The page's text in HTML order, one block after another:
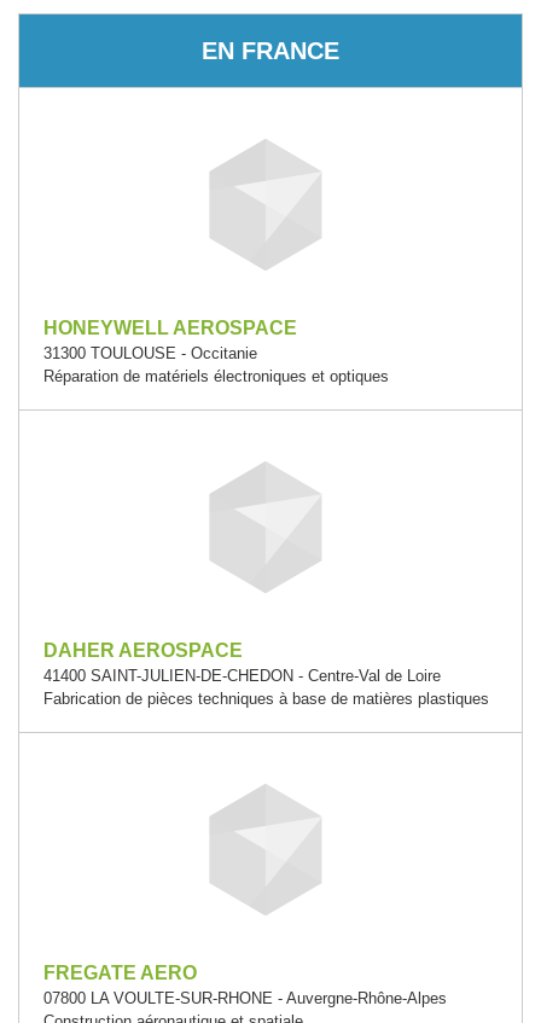
EN FRANCE
HONEYWELL AEROSPACE
31300 TOULOUSE - Occitanie
Réparation de matériels électroniques et optiques
DAHER AEROSPACE
41400 SAINT-JULIEN-DE-CHEDON - Centre-Val de Loire
Fabrication de pièces techniques à base de matières plastiques
FREGATE AERO
07800 LA VOULTE-SUR-RHONE - Auvergne-Rhône-Alpes